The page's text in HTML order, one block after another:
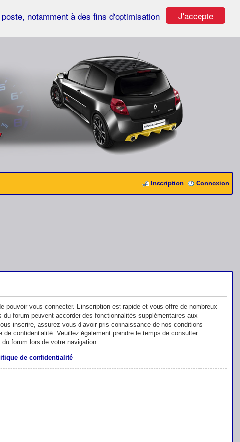
J'accepte
notamment à des fins d'optimisation
Connexion
Inscription
pouvoir vous connecter. L’inscription est rapide et vous offre de nombreux
du forum peuvent accorder des fonctionnalités supplémentaires aux
inscrire, assurez-vous d’avoir pris connaissance de nos conditions
de confidentialité. Veuillez également prendre le temps de consulter
forum lors de votre navigation.
de confidentialité